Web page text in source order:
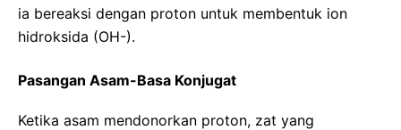
ia bereaksi dengan proton untuk membentuk ion
hidroksida (OH-).
Pasangan Asam-Basa Konjugat
Ketika asam mendonorkan proton, zat yang